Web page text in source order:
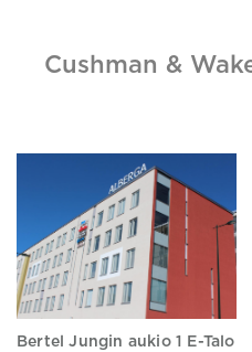
Cushman &
Bertel Jungin aukio 1 E-Talo